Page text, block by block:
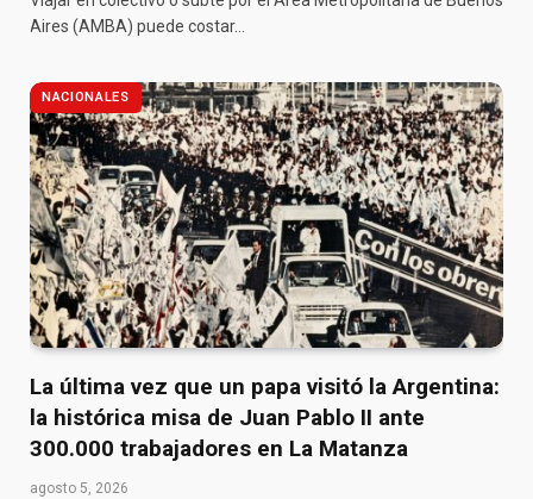
Aires (AMBA) puede costar…
NACIONALES
La última vez que un papa visitó la Argentina:
la histórica misa de Juan Pablo II ante
300.000 trabajadores en La Matanza
agosto 5, 2026